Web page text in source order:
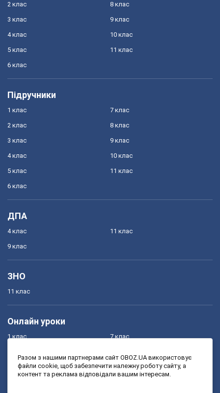
2 клас
3 клас
4 клас
5 клас
6 клас
8 клас
9 клас
10 клас
11 клас
Підручники
1 клас
2 клас
3 клас
4 клас
5 клас
6 клас
7 клас
8 клас
9 клас
10 клас
11 клас
ДПА
4 клас
9 клас
11 клас
ЗНО
11 клас
Онлайн уроки
1 клас
3 клас
7 клас
9 клас
Разом з нашими партнерами сайт OBOZ.UA використовує
файли cookie, щоб забезпечити належну роботу сайту, а
контент та реклама відповідали вашим інтересам.